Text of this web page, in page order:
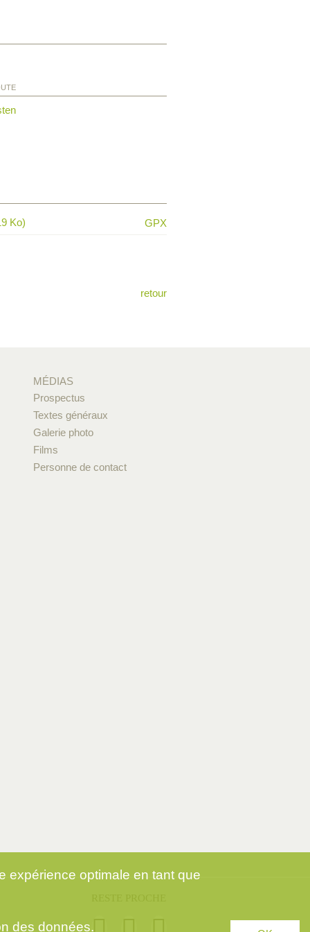
Ko) GPX
retour
MÉDIAS
Prospectus
Textes généraux
Galerie photo
Films
Personne de contact
expérience optimale en tant que
des données.